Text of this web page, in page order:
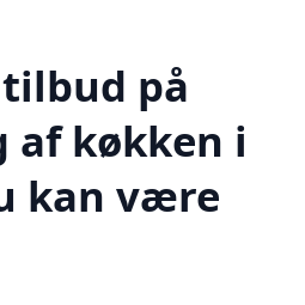
på
af køkken i
kan være